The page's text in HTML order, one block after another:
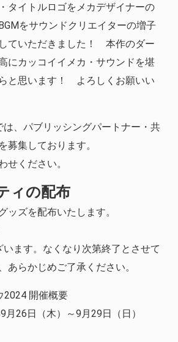
タイトルロゴをメカデザイナーの
をサウンドクリエイターの増子
ていただきました！ 本作のダー
にカッコイイメカ・サウンドを堪
と思います！ よろしくお願いい
、パブリッシングパートナー・共
募集しております。
せください。
ィの配布
ッズを配布いたします。
ます。なくなり次第終了とさせて
あらかじめご了承ください。
2024 開催概要
日（木）～9月29日（日）